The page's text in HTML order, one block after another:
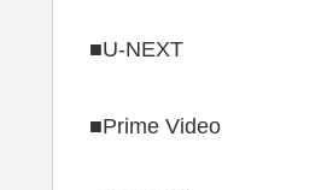
■U-NEXT
■Prime Video